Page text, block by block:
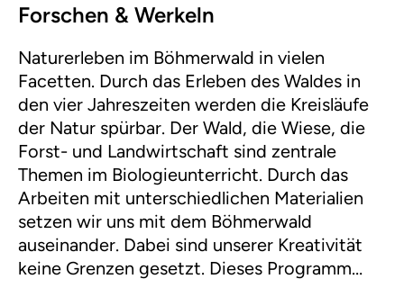
Forschen & Werkeln
Naturerleben im Böhmerwald in vielen
Facetten. Durch das Erleben des Waldes in
den vier Jahreszeiten werden die Kreisläufe
der Natur spürbar. Der Wald, die Wiese, die
Forst- und Landwirtschaft sind zentrale
Themen im Biologieunterricht. Durch das
Arbeiten mit unterschiedlichen Materialien
setzen wir uns mit dem Böhmerwald
auseinander. Dabei sind unserer Kreativität
keine Grenzen gesetzt. Dieses Programm